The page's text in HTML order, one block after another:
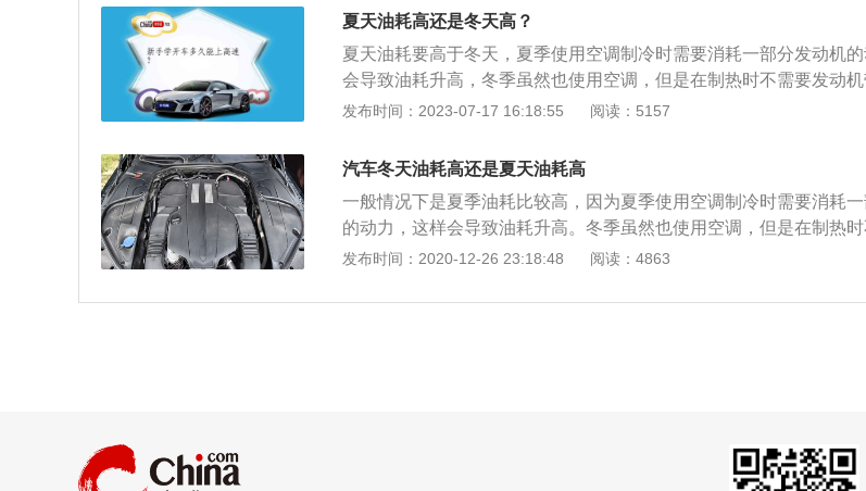
尾气超标等问题。冬天是需要热车的，热车主要的目的是让机油达到
温度，从而更好地发挥其作用。正确的热车方式不是原地怠速，而是
持一个较低的转速行驶，待到水温达到正常工作状态以后再加速行
但节省燃油还能促进变速箱油的流动性，并且还可以有效减少积碳
夏天油耗高还是冬天高？
夏天油耗要高于冬天，夏季使用空调制冷时需要消耗一部分发动机
会导致油耗升高，冬季虽然也使用空调，但是在制热时不需要发动
运行，夏季温度比较高，所以空气中的氧含量会降低，这也是导致夏
油；经济车速是节约燃油的关键：汽车在不同的挡位行驶时，燃料消
的车速称为经济车速，当道路条件良好时，汽车载重量轻时，经济车
点，而道路条件差，汽车载重量大时，经济车速适当降低。
发布时间：2023-07-17 16:18:55 阅读：5157
汽车冬天油耗高还是夏天油耗高
一般情况下是夏季油耗比较高，因为夏季使用空调制冷时需要消耗
的动力，这样会导致油耗升高。冬季虽然也使用空调，但是在制热
机带动压缩机运行，所以冬季油耗不如夏季油耗高。夏季温度比较高
天都会使用汽车空调，有些车友还会开窗。汽车空调在制冷时发动
油耗升高。在冬季刚启动发动机时建议不要打开空调，应该在正常
发布时间：2020-12-26 23:18:48 阅读：4863